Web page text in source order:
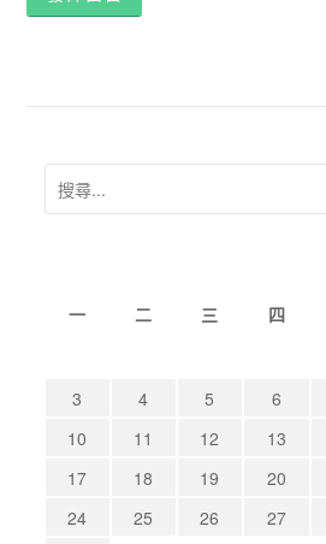
尋
一
二 三 四
3
4 5 6
10
11 12 13
17
18 19 20
24
25 26 27